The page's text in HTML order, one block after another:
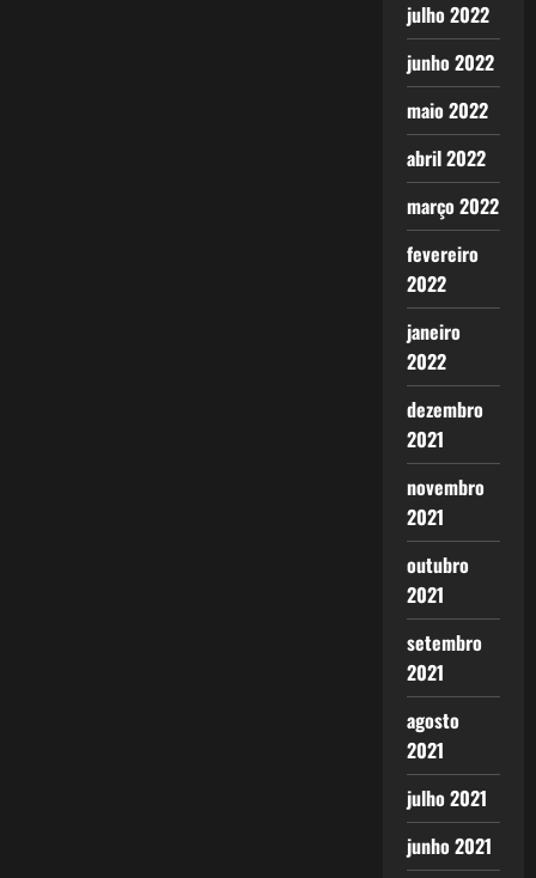
julho 2022
junho 2022
maio 2022
abril 2022
março 2022
fevereiro
2022
janeiro
2022
dezembro
2021
novembro
2021
outubro
2021
setembro
2021
agosto
2021
julho 2021
junho 2021